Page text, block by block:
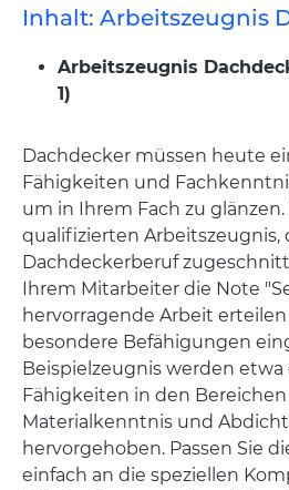
Inhalt: Arbeitszeugnis
Arbeitszeugnis
1)
Dachdecker müssen heute
Fähigkeiten und
um in Ihrem Fach zu
qualifizierten Arbeitszeugnis,
Dachdeckerberuf
Ihrem Mitarbeiter die Note
hervorragende Arbeit
besondere Befähigungen
Beispielzeugnis werden
Fähigkeiten in den
Materialkenntnis und
hervorgehoben. Passen Sie
einfach an die speziellen